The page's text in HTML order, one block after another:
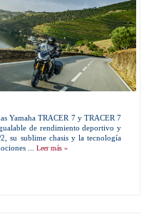
Yamaha TRACER 7 y TRACER 7
de rendimiento deportivo y
su sublime chasis y la tecnología
...Leer más »